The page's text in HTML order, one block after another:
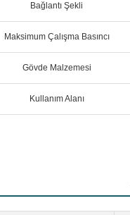
Bağlantı Şekli
Maksimum Çalışma Basıncı
Gövde Malzemesi
Kullanım Alanı